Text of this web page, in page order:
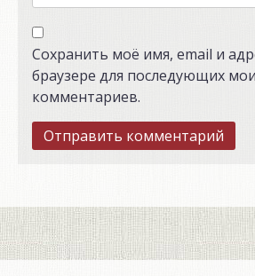
Сохранить моё имя, email и
браузере для последующих
комментариев.